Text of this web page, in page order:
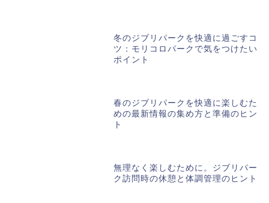
冬のジブリパークを快適に過ごすコ
ツ：モリコロパークで気をつけたい
ポイント
春のジブリパークを快適に楽しむた
めの最新情報の集め方と準備のヒン
ト
無理なく楽しむために。ジブリパー
ク訪問時の休憩と体調管理のヒント